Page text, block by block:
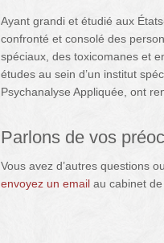
Ayant grandi et étudié aux
confronté et consolé des
spéciaux, des toxicomanes et
études au sein d’un institut
Psychanalyse Appliquée, ont
Parlons de vos
Vous avez d’autres questions
envoyez un email au cabinet